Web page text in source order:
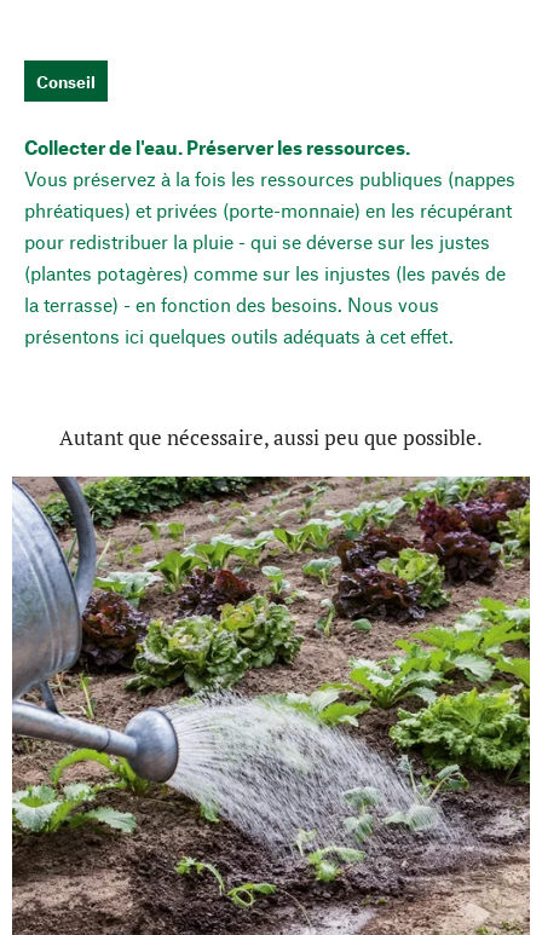
Conseil
Collecter de l'eau. Préserver les ressources.
Vous préservez à la fois les ressources publiques (nappes
phréatiques) et privées (porte-monnaie) en les récupérant
pour redistribuer la pluie - qui se déverse sur les justes
(plantes potagères) comme sur les injustes (les pavés de
la terrasse) - en fonction des besoins. Nous vous
présentons ici quelques outils adéquats à cet effet.
Autant que nécessaire, aussi peu que possible.